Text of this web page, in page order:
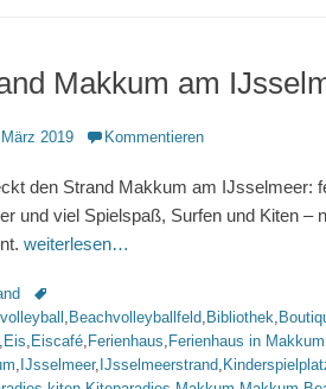
Makkum am
2019 Kommentieren
den Strand Makkum am IJsselmeer:
und viel Spielspaß, Surfen und Kiten –
weiterlesen…
Schlagworte
, Beachvolleyballfeld, Bibliothek,
, Eis, Eiscafé, Ferienhaus, Ferienhaus in Makkum
, IJsselmeer, IJsselmeerstrand,